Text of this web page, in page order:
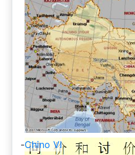
-Chino VI